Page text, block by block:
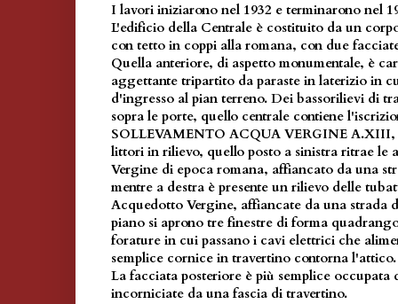
I lavori iniziarono nel 1932 e terminarono nel
L'edificio della Centrale è costituito da un
con tetto in coppi alla romana, con due
Quella anteriore, di aspetto monumentale, è
aggettante tripartito da paraste in laterizio in
d'ingresso al pian terreno. Dei bassorilievi di
sopra le porte, quello centrale contiene
SOLLEVAMENTO ACQUA VERGINE A.XIII,
littori in rilievo, quello posto a sinistra ritrae le
Vergine di epoca romana, affiancato da una
mentre a destra è presente un rilievo delle
Acquedotto Vergine, affiancate da una strada
piano si aprono tre finestre di forma
forature in cui passano i cavi elettrici che
semplice cornice in travertino contorna l'attico.
La facciata posteriore è più semplice occupata
incorniciate da una fascia di travertino.